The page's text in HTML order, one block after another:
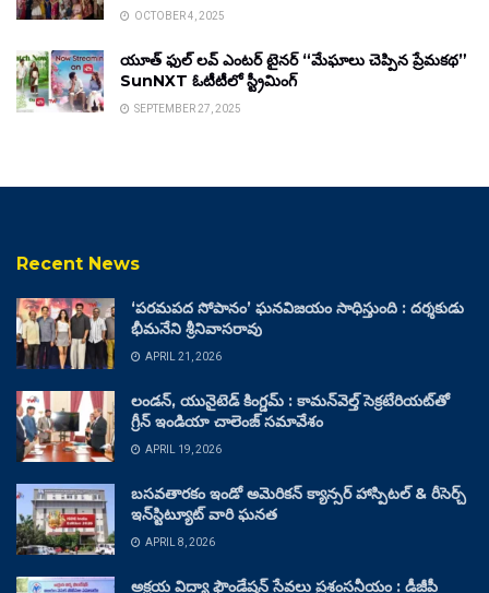
OCTOBER 4, 2025
యూత్ ఫుల్ లవ్ ఎంటర్ టైనర్ “మేఘాలు చెప్పిన ప్రేమకథ”
SunNXT ఓటీటీలో స్ట్రీమింగ్
SEPTEMBER 27, 2025
Recent News
‘పరమపద సోపానం’ ఘనవిజయం సాధిస్తుంది : దర్శకుడు
భీమనేని శ్రీనివాసరావు
APRIL 21, 2026
లండన్, యునైటెడ్ కింగ్డమ్ : కామన్‌వెల్త్ సెక్రటేరియట్‌తో
గ్రీన్ ఇండియా చాలెంజ్ సమావేశం
APRIL 19, 2026
బసవతారకం ఇండో అమెరికన్ క్యాన్సర్ హాస్పిటల్ & రీసెర్చ్
ఇన్‌స్టిట్యూట్ వారి ఘనత
APRIL 8, 2026
అక్షయ విద్యా ఫౌండేషన్ సేవలు ప్రశంసనీయం : డీజీపీ